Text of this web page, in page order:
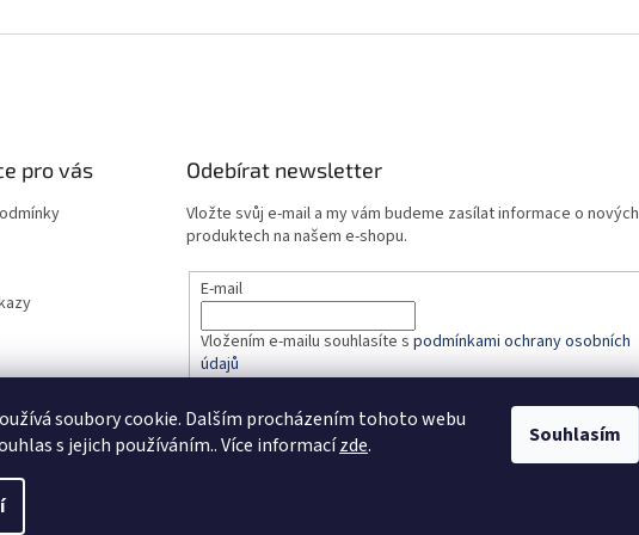
soubory cookie. Dalším procházením tohoto webu
s jejich používáním.. Více informacízde. Souhlasím
pro vás Odebírat newsletter
Vložte svůj e-mail a my vám budeme zasílat informace o nových
produktech na našem e-shopu.
E-mail
Vložením e-mailu souhlasíte s podmínkami ochrany osobních
údajů
PŘIHLÁSIT SE